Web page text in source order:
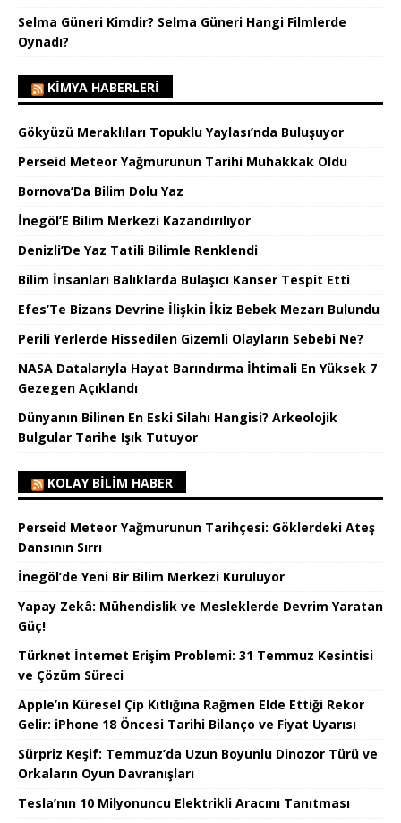
Selma Güneri Kimdir? Selma Güneri Hangi Filmlerde
Oynadı?
KIMYA HABERLERI
Gökyüzü Meraklıları Topuklu Yaylası’nda Buluşuyor
Perseid Meteor Yağmurunun Tarihi Muhakkak Oldu
Bornova’Da Bilim Dolu Yaz
İnegöl’E Bilim Merkezi Kazandırılıyor
Denizli’De Yaz Tatili Bilimle Renklendi
Bilim İnsanları Balıklarda Bulaşıcı Kanser Tespit Etti
Efes’Te Bizans Devrine İlişkin İkiz Bebek Mezarı Bulundu
Perili Yerlerde Hissedilen Gizemli Olayların Sebebi Ne?
NASA Datalarıyla Hayat Barındırma İhtimali En Yüksek 7
Gezegen Açıklandı
Dünyanın Bilinen En Eski Silahı Hangisi? Arkeolojik
Bulgular Tarihe Işık Tutuyor
KOLAY BILIM HABER
Perseid Meteor Yağmurunun Tarihçesi: Göklerdeki Ateş
Dansının Sırrı
İnegöl’de Yeni Bir Bilim Merkezi Kuruluyor
Yapay Zekâ: Mühendislik ve Mesleklerde Devrim Yaratan
Güç!
Türknet İnternet Erişim Problemi: 31 Temmuz Kesintisi
ve Çözüm Süreci
Apple’ın Küresel Çip Kıtlığına Rağmen Elde Ettiği Rekor
Gelir: iPhone 18 Öncesi Tarihi Bilanço ve Fiyat Uyarısı
Sürpriz Keşif: Temmuz’da Uzun Boyunlu Dinozor Türü ve
Orkaların Oyun Davranışları
Tesla’nın 10 Milyonuncu Elektrikli Aracını Tanıtması